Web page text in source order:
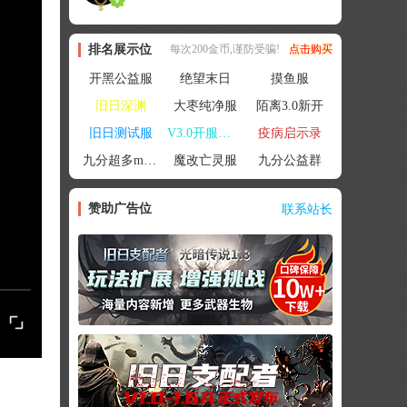
排名展示位 每次200金币,谨防受骗! 点击购买
开黑公益服 绝望末日
摸鱼服
旧日深渊
大枣纯净服
陌离3.0新开
旧日测试服
V3.0开服联机
疫病启示录
九分超多mod群
魔改亡灵服 九分公益群
赞助广告位 联系站长